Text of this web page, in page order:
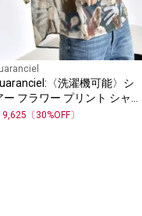
〈洗濯機可能〉シ
ー フラワー プリント シャツ
ラウス
9,625 〔 30%OFF〕